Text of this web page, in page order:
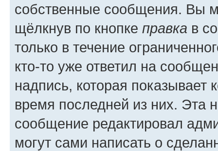
собственные сообщения. Вы
щёлкнув по кнопке правка в
только в течение
кто-то уже ответил на
надпись, которая показывает
время последней из них. Эта
сообщение редактировал
могут сами написать о